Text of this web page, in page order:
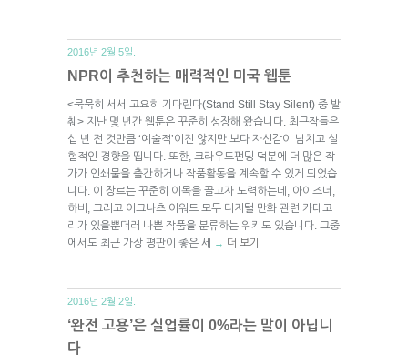
2016년 2월 5일.
NPR이 추천하는 매력적인 미국 웹툰
<묵묵히 서서 고요히 기다린다(Stand Still Stay Silent) 중 발
췌> 지난 몇 년간 웹툰은 꾸준히 성장해 왔습니다. 최근작들은
십 년 전 것만큼 ‘예술적’이진 않지만 보다 자신감이 넘치고 실
험적인 경향을 띱니다. 또한, 크라우드펀딩 덕분에 더 많은 작
가가 인쇄물을 출간하거나 작품활동을 계속할 수 있게 되었습
니다. 이 장르는 꾸준히 이목을 끌고자 노력하는데, 아이즈너,
하비, 그리고 이그나츠 어워드 모두 디지털 만화 관련 카테고
리가 있을뿐더러 나쁜 작품을 분류하는 위키도 있습니다. 그중
에서도 최근 가장 평판이 좋은 세
→ 더 보기
2016년 2월 2일.
‘완전 고용’은 실업률이 0%라는 말이 아닙니
다